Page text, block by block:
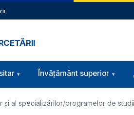
Învățământ superior
al specializărilor/programelor de